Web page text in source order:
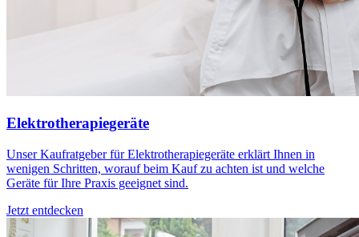
Elektrotherapiegeräte
Unser Kaufratgeber für Elektrotherapiegeräte erklärt Ihnen in
wenigen Schritten, worauf beim Kauf zu achten ist und welche
Geräte für Ihre Praxis geeignet sind.
Jetzt entdecken